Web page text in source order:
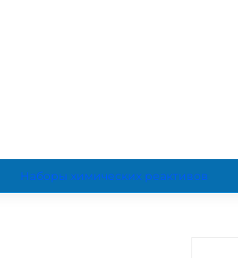
Наборы химических реактивов